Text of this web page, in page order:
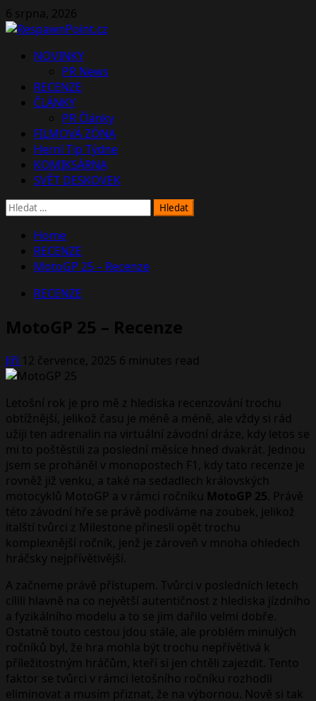
Skip
to
6 srpna, 2026
PrimaryNOVINKY
PR News
RECENZE
ČLÁNKY
PR Články
FILMOVÁ ZÓNA
Herní Tip Týdne
KOMIKSÁRNA
SVĚT DESKOVEK
Vyhledávání
Home
RECENZE
MotoGP 25 – Recenze
RECENZE
MotoGP 25 – Recenze
Jiří 12 července, 2025 6 minutes read
Letošní rok je pro mě z hlediska recenzování trochu
obtížnější, jelikož času je méně a méně, ale vždy si rád
užiji ten adrenalin na virtuální závodní dráze, kdy letos se
mi to poštěstili za poslední měsíce hned dvakrát. Jednou
jsem se proháněl v monopostech F1, kdy tato recenze je
rovněž již venku, a také na sedadlech královských
motocyklů MotoGP a v rámci ročníku MotoGP 25. Právě
této závodní hře se právě podíváme na zoubek, jelikož
italští tvůrci z Milestone přinesli opět trochu
komplexnější ročník, jenž je zároveň v mnoha ohledech
hráčsky nejpřívětivější.
A začneme právě přístupem. Tvůrci v posledních letech
cílili hlavně na co největší autentičnost z hlediska jízdního
a fyzikálního modelu a to se jim dařilo velmi dobře.
Ostatně touto cestou jdou stále, ale problém minulých
ročníků byl, že hra mohla být trochu nepřívětivá k
příležitostným hráčům, kteří si jen chtěli zajezdit. Tento
faktor se tvůrci v rámci letošního ročníku rozhodli
eliminovat a musím přiznat, že na výbornou. Nově si tak